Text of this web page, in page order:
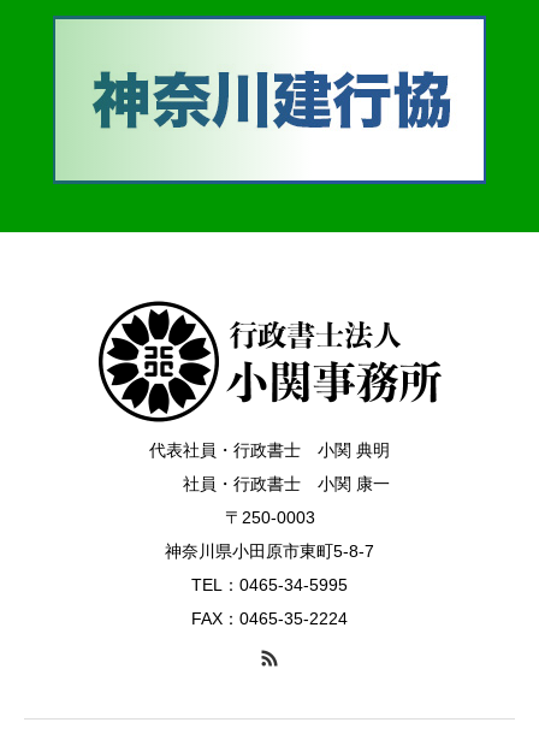
代表社員・行政書士 小関 典明
社員・行政書士 小関 康一
〒250-0003
神奈川県小田原市東町5-8-7
TEL：0465-34-5995
FAX：0465-35-2224